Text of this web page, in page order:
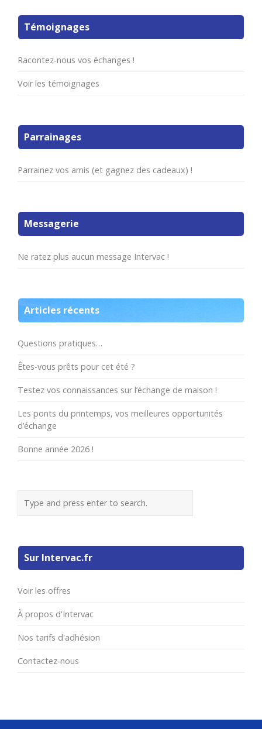
Témoignages
Racontez-nous vos échanges !
Voir les témoignages
Parrainages
Parrainez vos amis (et gagnez des cadeaux) !
Messagerie
Ne ratez plus aucun message Intervac !
Articles récents
Questions pratiques…
Êtes-vous prêts pour cet été ?
Testez vos connaissances sur l’échange de maison !
Les ponts du printemps, vos meilleures opportunités
d’échange
Bonne année 2026 !
Sur Intervac.fr
Voir les offres
À propos d'Intervac
Nos tarifs d'adhésion
Contactez-nous